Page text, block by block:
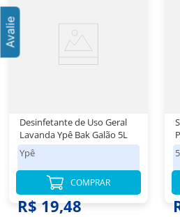
Desinfetante de Uso Geral
Lavanda Ypê Bak Galão 5L
Ypê
R$ 19,48
COMPRAR